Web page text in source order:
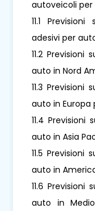
autoveicoli per
11.1
adesivi per
11.2
auto in Nord
11.3
auto in Europa
11.4
auto in Asia
11.5
auto in
11.6
auto in